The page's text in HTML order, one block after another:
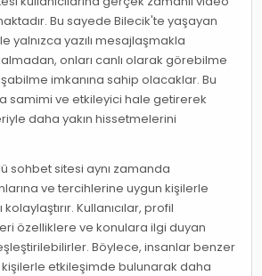
Bu sayede Bilecik'te yaşayan
yalnızca yazılı mesajlaşmakla
onları canlı olarak görebilme
imkanına sahip olacaklar. Bu
samimi ve etkileyici hale getirerek
daha yakın hissetmelerini
sohbet sitesi aynı zamanda
ve tercihlerine uygun kişilerle
Kullanıcılar, profil
özelliklere ve konulara ilgi duyan
Böylece, insanlar benzer
etkileşimde bulunarak daha